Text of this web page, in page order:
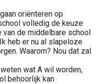
oriënteren op
volledig de keuze
van de middelbare school
heb er nu al slapeloze
Waarom? Nou dat zal
wat A wil worden,
behoorlijk kan